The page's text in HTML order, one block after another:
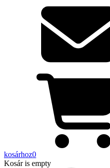
kosárhoz0
Kosáris empty